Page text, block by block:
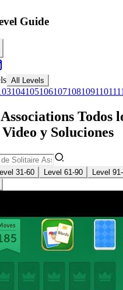
Guide
All Levels
104105106107108109110111
Todos
y Soluciones
31-60 Level 61-90 Level